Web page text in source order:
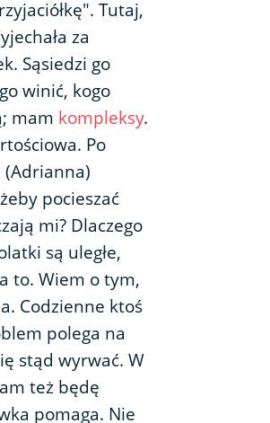
Tutaj,
za
Sąsiedzi go
winić, kogo
mam kompleksy.
Po
pocieszać
mi? Dlaczego
są uległe,
to. Wiem o tym,
Codzienne ktoś
polega na
stąd wyrwać. W
też będę
pomaga. Nie